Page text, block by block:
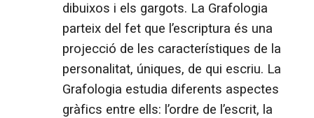
dibuixos i els gargots. La Grafologia
parteix del fet que l’escriptura és una
projecció de les característiques de la
personalitat, úniques, de qui escriu. La
Grafologia estudia diferents aspectes
gràfics entre ells: l’ordre de l’escrit, la